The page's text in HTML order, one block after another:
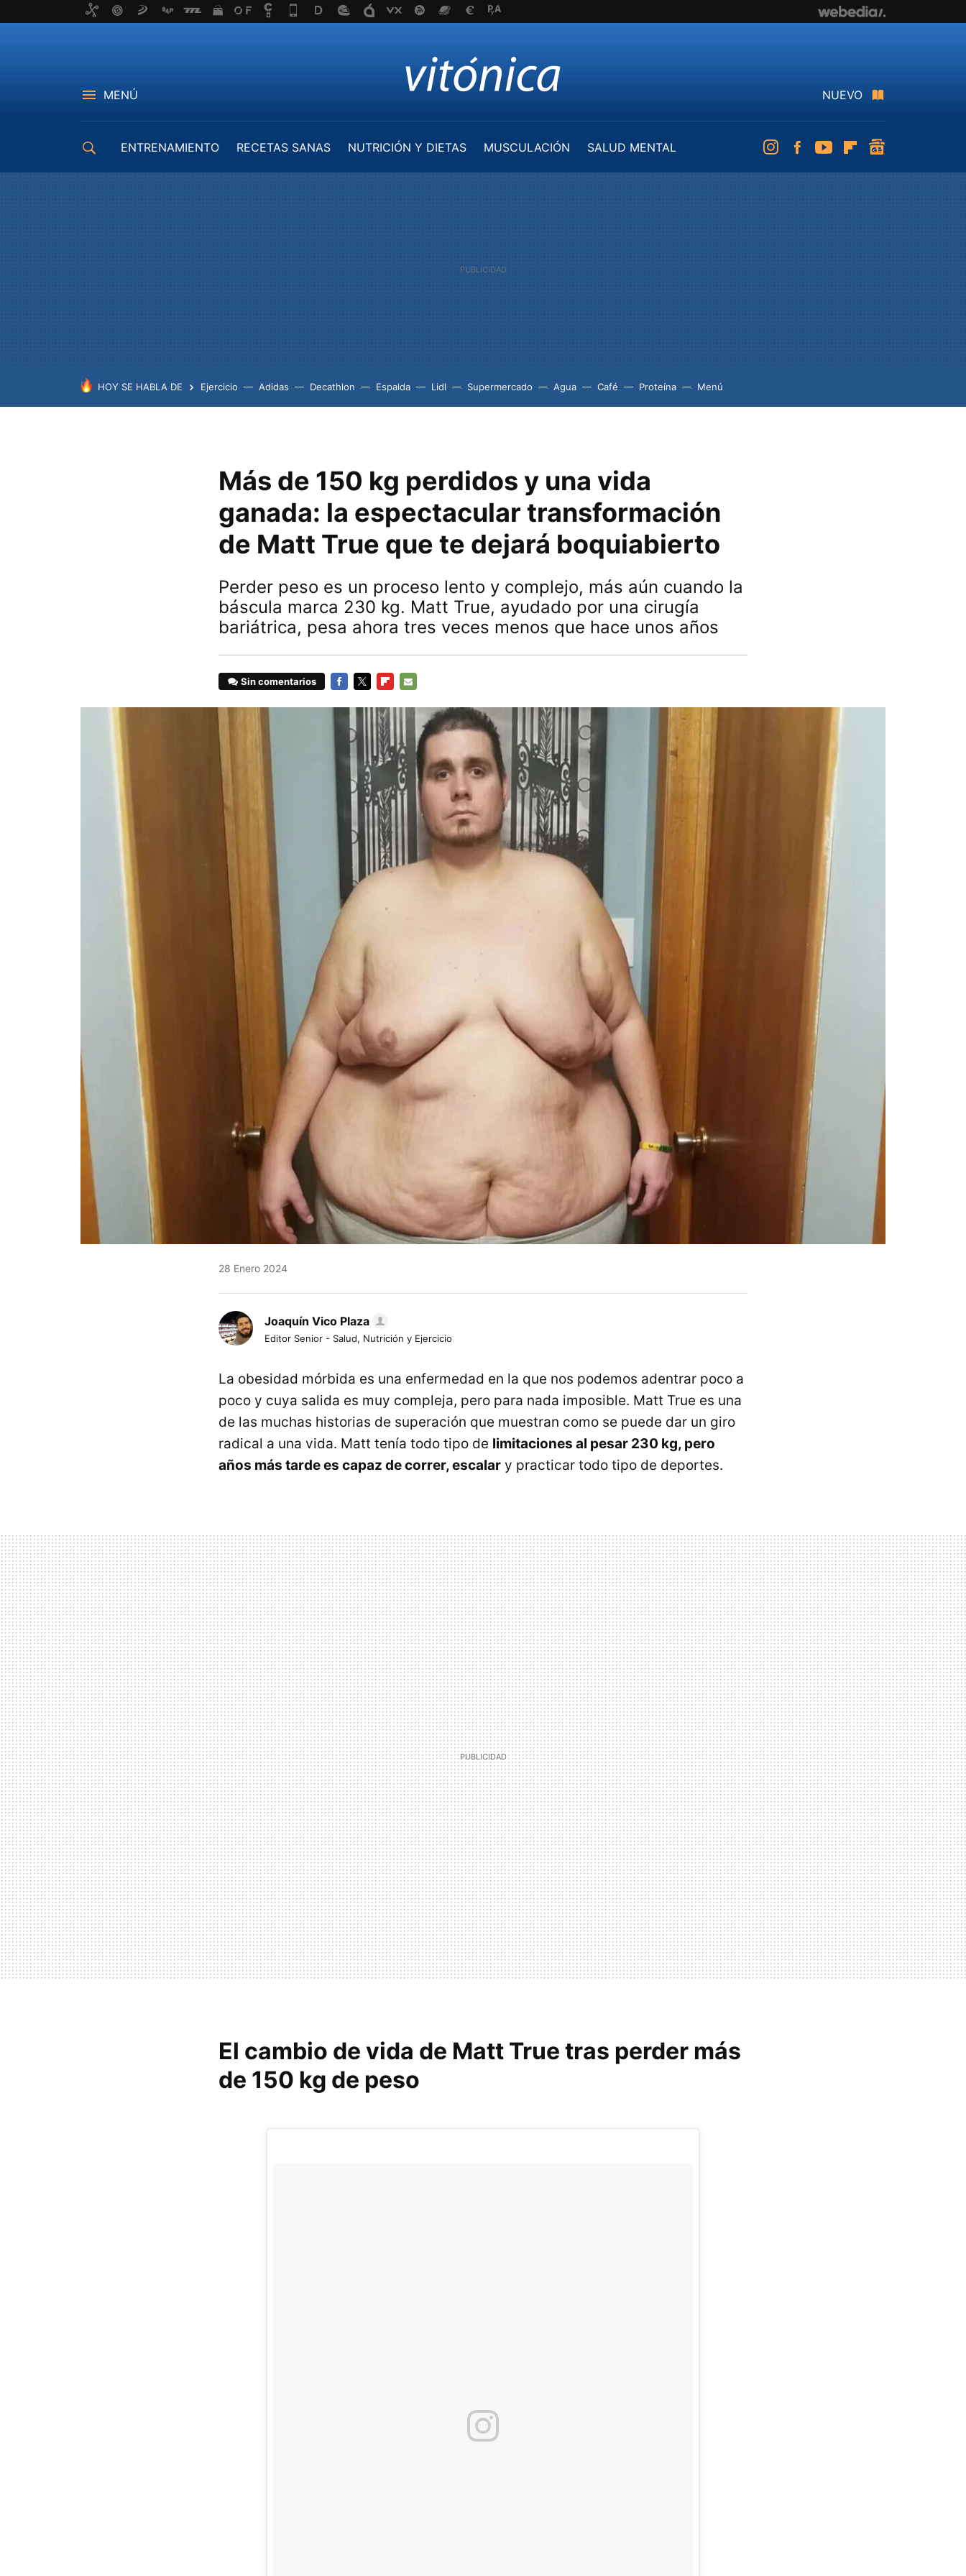
MENÚ NUEVO
ENTRENAMIENTO RECETAS SANAS NUTRICIÓN Y DIETAS MUSCULACIÓN
SALUD MENTAL
InstagramFacebookYoutubeFlipboard
HOY SE HABLA DE Ejercicio Adidas Decathlon Espalda Lidl Supermercado Agua Café Proteína Menú
Más de 150 kg perdidos y una vida
ganada: la espectacular transformación
de Matt True que te dejará boquiabierto
Perder peso es un proceso lento y complejo, más aún cuando la
báscula marca 230 kg. Matt True, ayudado por una cirugía
bariátrica, pesa ahora tres veces menos que hace unos años
Sin comentarios
28 Enero 2024
Joaquín Vico Plaza
Editor Senior - Salud, Nutrición y Ejercicio
La obesidad mórbida es una enfermedad en la que nos podemos adentrar poco a
poco y cuya salida es muy compleja, pero para nada imposible. Matt True es una
de las muchas historias de superación que muestran como se puede dar un giro
radical a una vida. Matt tenía todo tipo de limitaciones al pesar 230 kg, pero
años más tarde es capaz de correr, escalar y practicar todo tipo de deportes.
El cambio de vida de Matt True tras perder más
de 150 kg de peso